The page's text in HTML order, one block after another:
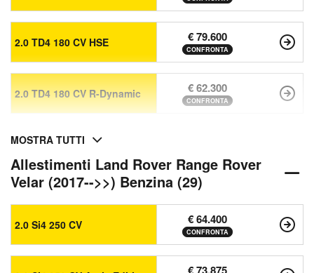
2.0 TD4 180 CV HSE € 79.600
CONFRONTA
2.0 TD4 180 CV R-Dynamic € 62.300
CONFRONTA
MOSTRA TUTTI
Allestimenti Land Rover Range Rover
Velar (2017-->>) Benzina (29)
2.0 Si4 250 CV € 64.400
CONFRONTA